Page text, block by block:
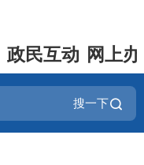
政民互动 网上
搜一下